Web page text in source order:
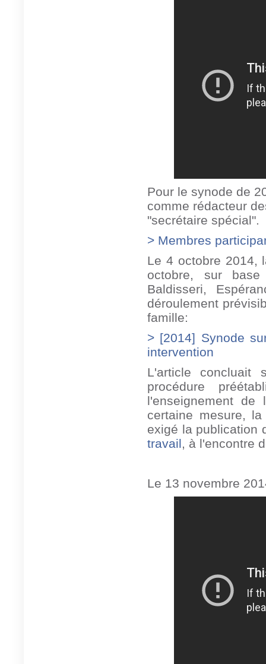
Pour le synode de
comme rédacteur
"secrétaire spécial".
> Membres
Le 4 octobre 2014,
octobre, sur
Baldisseri,
déroulement
famille:
> [2014] Synode
intervention
L'article concluait
procédure
l'enseignement de
certaine mesure,
exigé la publication
travail, à l'encontre
Le 13 novembre